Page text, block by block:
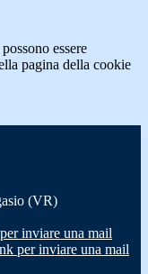
essere
pagina della cookie
(VR)
inviare una mail
per inviare una mail